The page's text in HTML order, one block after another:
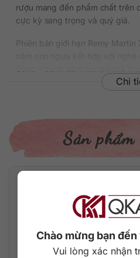
Chào mừng bạn
Vui lòng xác nhận
rượu mang đến phẩm chất trên
cực kỳ sang trọng và quý giá.
Phiên bản giới hạn Remy
Trung Quốc, mang đến biểu
vượng trong năm mới.
Tông đỏ rực rỡ bao trùm khắp
rộn ràng, sự hưng thịnh, phú
Thông tin chi tiết về
Xuất xứ: Pháp
Thương hiệu: Remy Martin
Tuổi rượu/Hạng rượu: XO
Nồng độ: 40%
Chi
Sản